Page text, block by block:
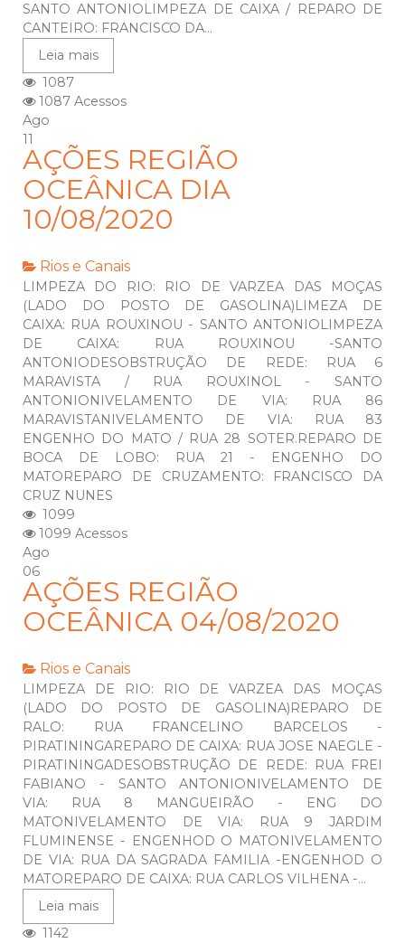
SANTO ANTONIOLIMPEZA DE CAIXA / REPARO DE
CANTEIRO: FRANCISCO DA...
Leia mais
1087
1087 Acessos
Ago
11
AÇÕES REGIÃO
OCEÂNICA DIA
10/08/2020
Rios e Canais
LIMPEZA DO RIO: RIO DE VARZEA DAS MOÇAS
(LADO DO POSTO DE GASOLINA)LIMEZA DE
CAIXA: RUA ROUXINOU - SANTO ANTONIOLIMPEZA
DE CAIXA: RUA ROUXINOU -SANTO
ANTONIODESOBSTRUÇÃO DE REDE: RUA 6
MARAVISTA / RUA ROUXINOL - SANTO
ANTONIONIVELAMENTO DE VIA: RUA 86
MARAVISTANIVELAMENTO DE VIA: RUA 83
ENGENHO DO MATO / RUA 28 SOTER.REPARO DE
BOCA DE LOBO: RUA 21 - ENGENHO DO
MATOREPARO DE CRUZAMENTO: FRANCISCO DA
CRUZ NUNES
1099
1099 Acessos
Ago
06
AÇÕES REGIÃO
OCEÂNICA 04/08/2020
Rios e Canais
LIMPEZA DE RIO: RIO DE VARZEA DAS MOÇAS
(LADO DO POSTO DE GASOLINA)REPARO DE
RALO: RUA FRANCELINO BARCELOS -
PIRATININGAREPARO DE CAIXA: RUA JOSE NAEGLE -
PIRATININGADESOBSTRUÇÃO DE REDE: RUA FREI
FABIANO - SANTO ANTONIONIVELAMENTO DE
VIA: RUA 8 MANGUEIRÃO - ENG DO
MATONIVELAMENTO DE VIA: RUA 9 JARDIM
FLUMINENSE - ENGENHOD O MATONIVELAMENTO
DE VIA: RUA DA SAGRADA FAMILIA -ENGENHOD O
MATOREPARO DE CAIXA: RUA CARLOS VILHENA -...
Leia mais
1142